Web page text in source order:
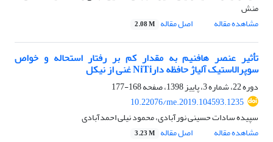
منش
مشاهده مقاله
اصل مقاله 2.08 M
تأثیر عنصر هافنیم به مقدار کم بر رفتار استحاله و خواص
سوپرالاستیک آلیاژ حافظه دارNiTi غنی از نیکل
دوره 22، شماره 3، پاییز 1398، صفحه
168-177
10.22076/me.2019.104593.1235
سپیده سادات حسینی نورآبادی، محمود نیلی احمدآبادی
مشاهده مقاله
اصل مقاله 3.23 M